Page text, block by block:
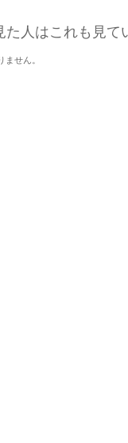
た人はこれも見て
せん。